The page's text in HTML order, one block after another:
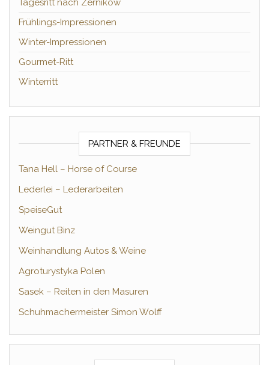
Tagesritt nach Zernikow
Frühlings-Impressionen
Winter-Impressionen
Gourmet-Ritt
Winterritt
PARTNER & FREUNDE
Tana Hell – Horse of Course
Lederlei – Lederarbeiten
SpeiseGut
Weingut Binz
Weinhandlung Autos & Weine
Agroturystyka Polen
Sasek – Reiten in den Masuren
Schuhmachermeister Simon Wolff